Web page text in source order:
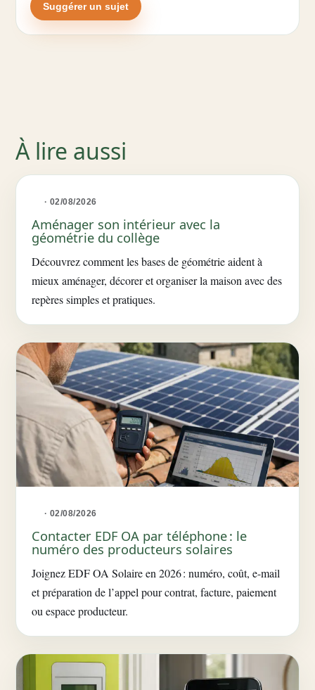
Suggérer un sujet
À lire aussi
· 02/08/2026
Aménager son intérieur avec la
géométrie du collège
Découvrez comment les bases de géométrie aident à
mieux aménager, décorer et organiser la maison avec des
repères simples et pratiques.
· 02/08/2026
Contacter EDF OA par téléphone : le
numéro des producteurs solaires
Joignez EDF OA Solaire en 2026 : numéro, coût, e-mail
et préparation de l’appel pour contrat, facture, paiement
ou espace producteur.